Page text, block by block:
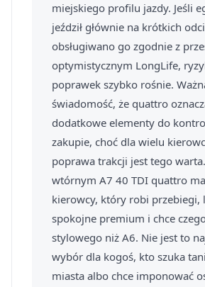
miejskiego profilu jazdy. Jeśli
jeździł głównie na krótkich
obsługiwano go zgodnie z
optymistycznym LongLife,
poprawek szybko rośnie.
świadomość, że quattro
dodatkowe elementy do
zakupie, choć dla wielu
poprawa trakcji jest tego
wtórnym A7 40 TDI quattro
kierowcy, który robi przebiegi,
spokojne premium i chce
stylowego niż A6. Nie jest to
wybór dla kogoś, kto szuka
miasta albo chce imponować